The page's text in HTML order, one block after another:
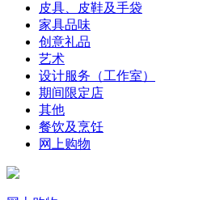
皮具、皮鞋及手袋
家具品味
创意礼品
艺术
设计服务（工作室）
期间限定店
其他
餐饮及烹饪
网上购物